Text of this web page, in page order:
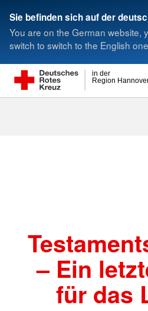
Sie befinden sich auf der
You are on the German website,
switch to switch to the English one
Region
in der
– Ein
für das